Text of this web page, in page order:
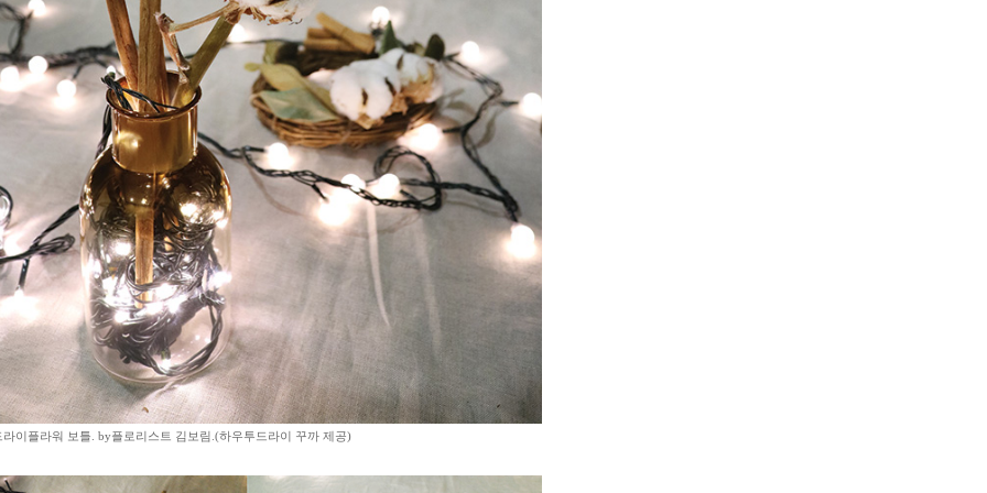
이플라워 보틀. by플로리스트 김보림.(하우투드라이 꾸까 제공)